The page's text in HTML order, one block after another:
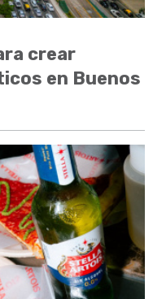
crear
en Buenos